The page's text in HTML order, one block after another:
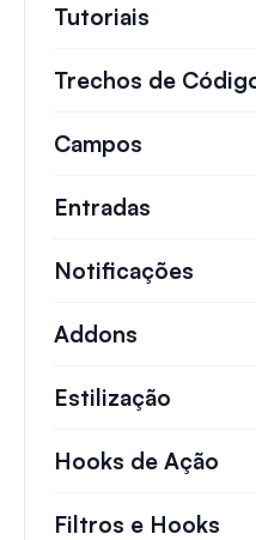
Tutoriais
Trechos de
Campos
Entradas
Notificações
Addons
Estilização
Hooks de Ação
Filtros e Hooks